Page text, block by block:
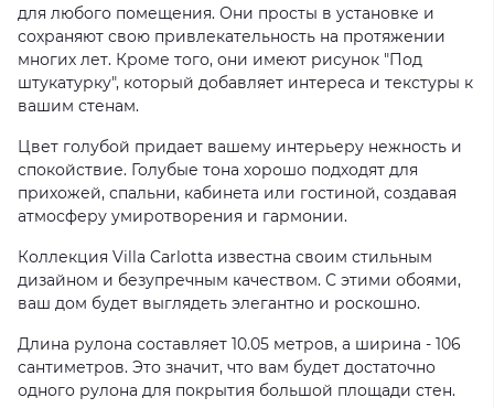
для любого помещения. Они просты в установке и
сохраняют свою привлекательность на протяжении
многих лет. Кроме того, они имеют рисунок "Под
штукатурку", который добавляет интереса и текстуры к
вашим стенам.
Цвет голубой придает вашему интерьеру нежность и
спокойствие. Голубые тона хорошо подходят для
прихожей, спальни, кабинета или гостиной, создавая
атмосферу умиротворения и гармонии.
Коллекция Villa Carlotta известна своим стильным
дизайном и безупречным качеством. С этими обоями,
ваш дом будет выглядеть элегантно и роскошно.
Длина рулона составляет 10.05 метров, а ширина - 106
сантиметров. Это значит, что вам будет достаточно
одного рулона для покрытия большой площади стен.